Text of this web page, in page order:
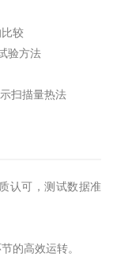
较
验方法
扫描量热法
认可，测试数据准
的高效运转。